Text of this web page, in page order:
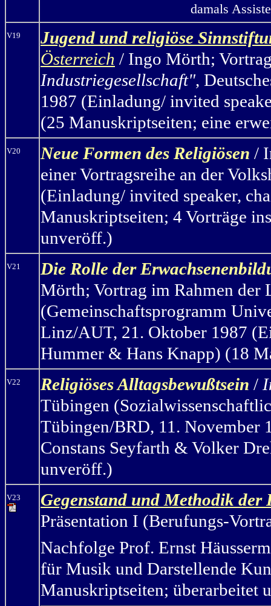
damals
V19
Jugend und religiöse
Österreich / Ingo Mörth;
Industriegesellschaft",
1987 (Einladung/ invited
(25 Manuskriptseiten; eine
V20 Neue Formen des Religiösen /
einer Vortragsreihe an der
(Einladung/ invited speaker,
Manuskriptseiten; 4 Vorträge
unveröff.)
V21
Die Rolle der
Mörth; Vortrag im Rahmen der
(Gemeinschaftsprogramm
Linz/AUT, 21. Oktober 1987
Hummer & Hans Knapp) (18
V22 Religiöses Alltagsbewußtsein /
Tübingen
Tübingen/BRD, 11. November
Constans Seyfarth & Volker
unveröff.)
V23
Gegenstand und Methodik der
Präsentation I (Berufungs-
Nachfolge Prof. Ernst
für Musik und Darstellende
Manuskriptseiten; überarbeitet